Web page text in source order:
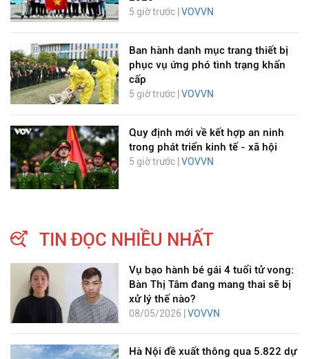
5 giờ trước | VOVVN
Ban hành danh mục trang thiết bị
phục vụ ứng phó tình trạng khẩn
cấp
5 giờ trước | VOVVN
Quy định mới về kết hợp an ninh
trong phát triển kinh tế - xã hội
5 giờ trước | VOVVN
TIN ĐỌC NHIỀU NHẤT
Vụ bạo hành bé gái 4 tuổi tử vong:
Bàn Thị Tâm đang mang thai sẽ bị
xử lý thế nào?
08/05/2026 | VOVVN
Hà Nội đề xuất thông qua 5.822 dự